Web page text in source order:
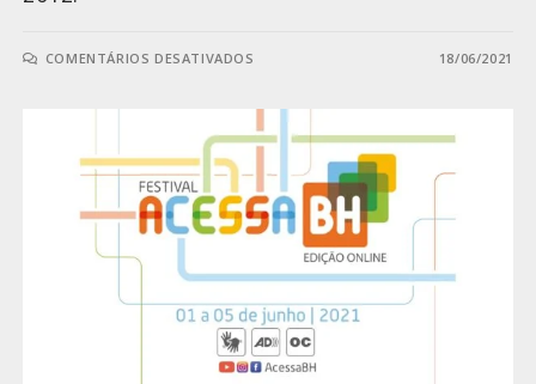
COMENTÁRIOS DESATIVADOS 18/06/2021